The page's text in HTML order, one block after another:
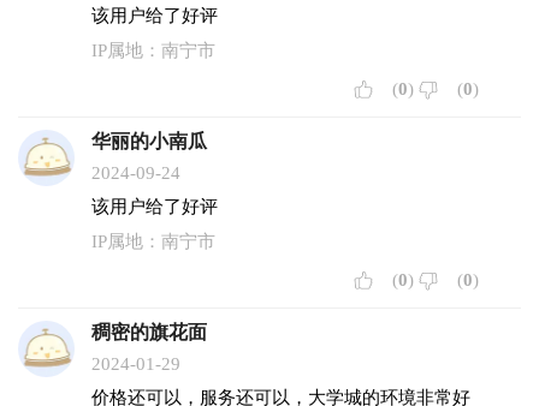
该用户给了好评
IP属地：南宁市
(0) (0)
华丽的小南瓜
2024-09-24
该用户给了好评
IP属地：南宁市
(0) (0)
稠密的旗花面
2024-01-29
价格还可以，服务还可以，大学城的环境非常好